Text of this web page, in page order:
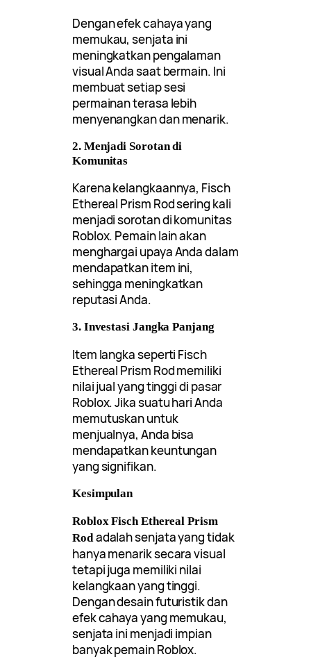
Dengan efek cahaya yang
memukau, senjata ini
meningkatkan pengalaman
visual Anda saat bermain. Ini
membuat setiap sesi
permainan terasa lebih
menyenangkan dan menarik.
2. Menjadi Sorotan di
Komunitas
Karena kelangkaannya, Fisch
Ethereal Prism Rod sering kali
menjadi sorotan di komunitas
Roblox. Pemain lain akan
menghargai upaya Anda dalam
mendapatkan item ini,
sehingga meningkatkan
reputasi Anda.
3. Investasi Jangka Panjang
Item langka seperti Fisch
Ethereal Prism Rod memiliki
nilai jual yang tinggi di pasar
Roblox. Jika suatu hari Anda
memutuskan untuk
menjualnya, Anda bisa
mendapatkan keuntungan
yang signifikan.
Kesimpulan
Roblox Fisch Ethereal Prism
Rod adalah senjata yang tidak
hanya menarik secara visual
tetapi juga memiliki nilai
kelangkaan yang tinggi.
Dengan desain futuristik dan
efek cahaya yang memukau,
senjata ini menjadi impian
banyak pemain Roblox.